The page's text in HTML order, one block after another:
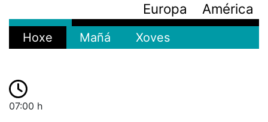
Europa
América
Hoxe Mañá Xoves
07:00 h